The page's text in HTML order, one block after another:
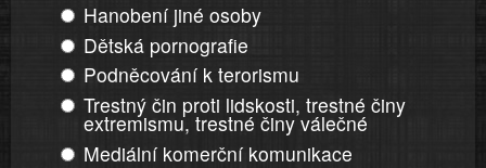
Hanobení jiné osoby
Dětská pornografie
Podněcování k terorismu
Trestný čin proti lidskosti, trestné činy
extremismu, trestné činy válečné
Mediální komerční komunikace